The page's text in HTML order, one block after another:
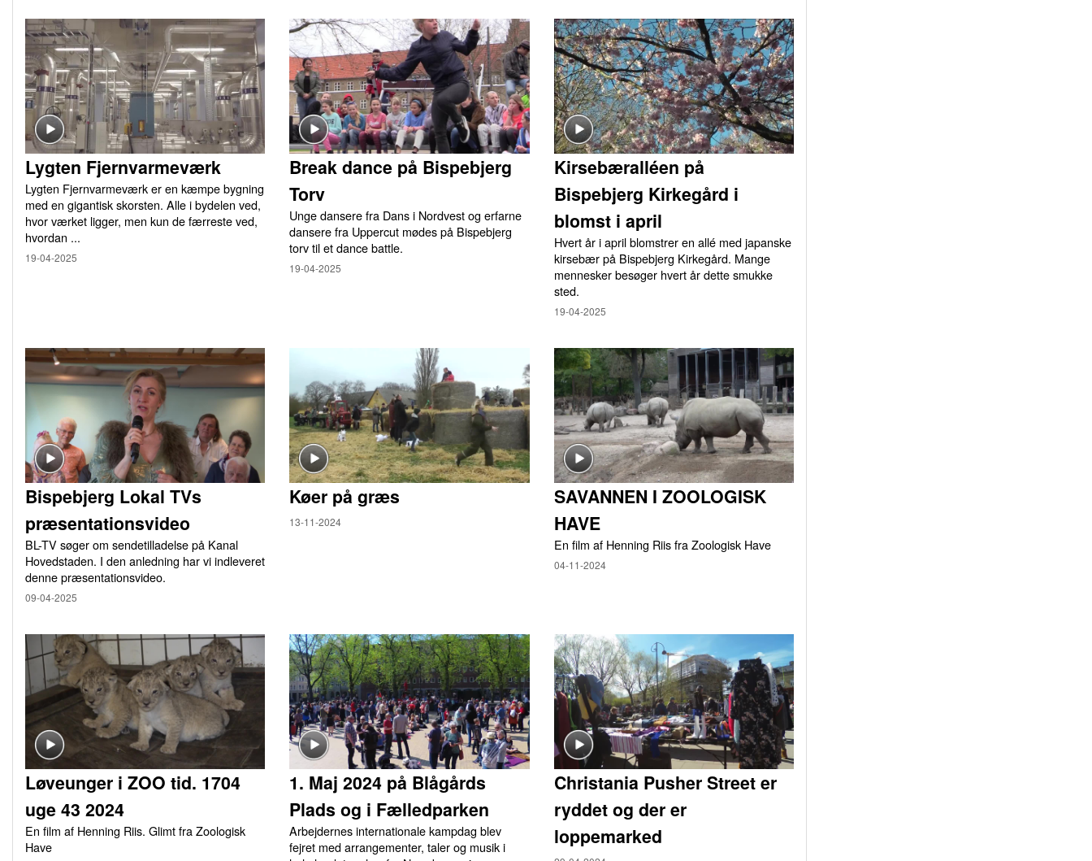
Lygten Fjernvarmeværk
Lygten Fjernvarmeværk er en kæmpe bygning
med en gigantisk skorsten. Alle i bydelen ved,
hvor værket ligger, men kun de færreste ved,
hvordan ...
19-04-2025
Break dance på Bispebjerg
Torv
Unge dansere fra Dans i Nordvest og erfarne
dansere fra Uppercut mødes på Bispebjerg
torv til et dance battle.
19-04-2025
Kirsebæralléen på
Bispebjerg Kirkegård i
blomst i april
Hvert år i april blomstrer en allé med japanske
kirsebær på Bispebjerg Kirkegård. Mange
mennesker besøger hvert år dette smukke
sted.
19-04-2025
Bispebjerg Lokal TVs
præsentationsvideo
BL-TV søger om sendetilladelse på Kanal
Hovedstaden. I den anledning har vi indleveret
denne præsentationsvideo.
09-04-2025
Køer på græs
13-11-2024
SAVANNEN I ZOOLOGISK
HAVE
En film af Henning Riis fra Zoologisk Have
04-11-2024
Løveunger i ZOO tid. 1704
uge 43 2024
En film af Henning Riis. Glimt fra Zoologisk
Have
1. Maj 2024 på Blågårds
Plads og i Fælledparken
Arbejdernes internationale kampdag blev
fejret med arrangementer, taler og musik i
Christania Pusher Street er
ryddet og der er
loppemarked